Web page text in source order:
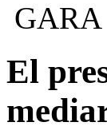
GARA
El